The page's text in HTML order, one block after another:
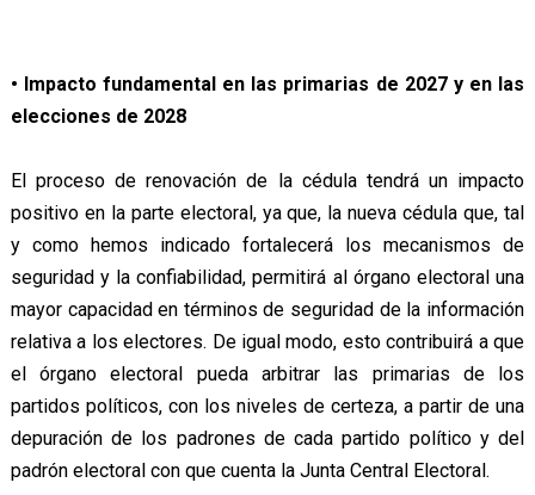
• Impacto fundamental en las primarias de 2027 y en las
elecciones de 2028
El proceso de renovación de la cédula tendrá un impacto
positivo en la parte electoral, ya que, la nueva cédula que, tal
y como hemos indicado fortalecerá los mecanismos de
seguridad y la confiabilidad, permitirá al órgano electoral una
mayor capacidad en términos de seguridad de la información
relativa a los electores. De igual modo, esto contribuirá a que
el órgano electoral pueda arbitrar las primarias de los
partidos políticos, con los niveles de certeza, a partir de una
depuración de los padrones de cada partido político y del
padrón electoral con que cuenta la Junta Central Electoral.